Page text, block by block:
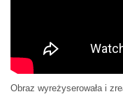
Obraz wyreżyserowała i